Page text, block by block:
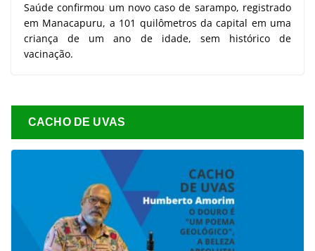
Saúde confirmou um novo caso de sarampo, registrado
em Manacapuru, a 101 quilômetros da capital em uma
criança de um ano de idade, sem histórico de
vacinação.
CACHO DE UVAS